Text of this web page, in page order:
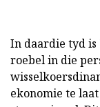
In daardie tyd is
roebel in die
ekonomie te